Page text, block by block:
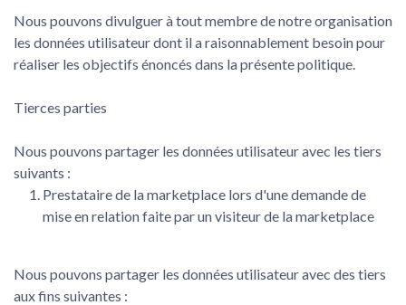
Nous pouvons divulguer à tout membre de notre organisation
les données utilisateur dont il a raisonnablement besoin pour
réaliser les objectifs énoncés dans la présente politique.
Tierces parties
Nous pouvons partager les données utilisateur avec les tiers
suivants :
Prestataire de la marketplace lors d'une demande de
mise en relation faite par un visiteur de la marketplace
Nous pouvons partager les données utilisateur avec des tiers
aux fins suivantes :